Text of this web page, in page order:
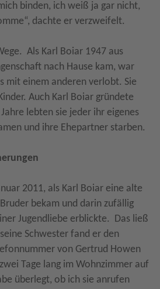
binden, ich weiß ja gar nicht,
dachte er verzweifelt.
Als Karl Boiar 1947 aus
nach Hause kam, war
mit einem anderen verlobt. Sie
Auch Karl Boiar gründete
lebten sie jeder ihr eigenes
und ihre Ehepartner starben.
2011, als Karl Boiar eine alte
bekam und darin zufällig
Jugendliebe erblickte. Das ließ
Schwester fand er den
von Gertrud Howen
Tage lang im Wohnzimmer auf
überlegt, ob ich sie anrufen